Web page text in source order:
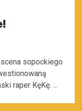
sopockiego
raper KęKę. ...